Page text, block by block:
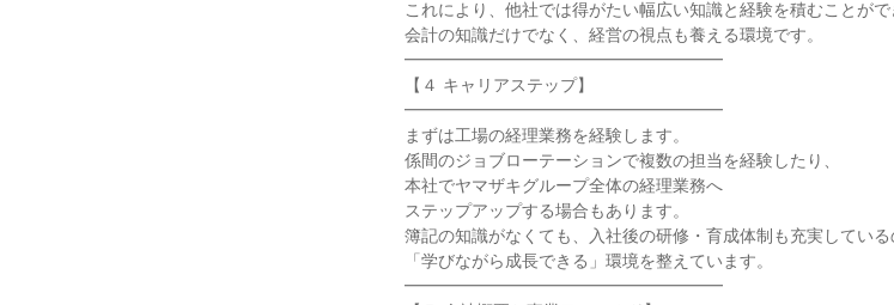
これにより、他社では得がたい幅広い知識と経験を積むことがで
会計の知識だけでなく、経営の視点も養える環境です。
━━━━━━━━━━━━━━━━━━━
【４ キャリアステップ】
━━━━━━━━━━━━━━━━━━━
まずは工場の経理業務を経験します。
係間のジョブローテーションで複数の担当を経験したり、
本社でヤマザキグループ全体の経理業務へ
ステップアップする場合もあります。
簿記の知識がなくても、入社後の研修・育成体制も充実している
「学びながら成長できる」環境を整えています。
━━━━━━━━━━━━━━━━━━━